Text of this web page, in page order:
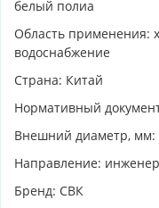
белый полиа
Область применения:
водоснабжение
Страна: Китай
Нормативный
Внешний диаметр, мм:
Направление:
Бренд: СВК